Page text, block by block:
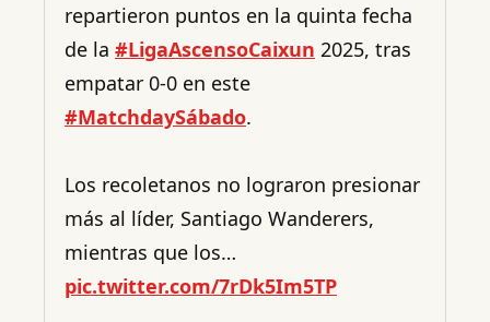
repartieron puntos en la quinta fecha
de la #LigaAscensoCaixun 2025, tras
empatar 0-0 en este
#MatchdaySábado.
Los recoletanos no lograron presionar
más al líder, Santiago Wanderers,
mientras que los…
pic.twitter.com/7rDk5Im5TP